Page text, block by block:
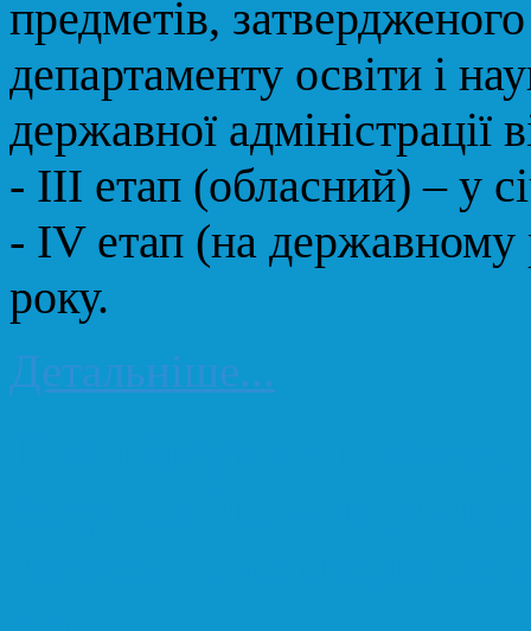
предметів,
департаменту освіти і
державної
- III етап (обласний) – у
- ІV етап (на державному
року.
Детальніше...